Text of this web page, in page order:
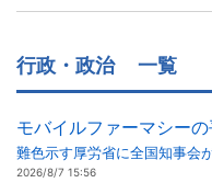
行政・政治 一覧
モバイルファーマシー
難色示す厚労省に全国知事会
2026/8/7 15:56